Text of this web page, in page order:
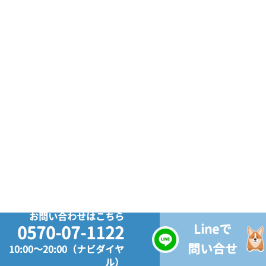
お問い合わせはこちら
0570-07-1122
10:00～20:00（ナビダイヤ
ル）
Lineで
問い合せ